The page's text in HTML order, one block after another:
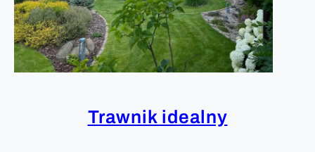
Trawnik idealny